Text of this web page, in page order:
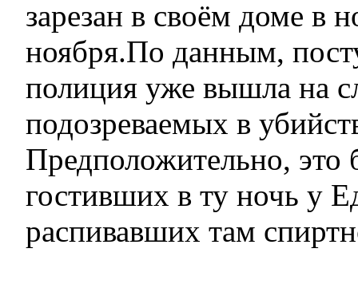
зарезан в своём доме в
ноября.По данным,
полиция уже вышла на
подозреваемых в
Предположительно, это
гостивших в ту ночь у
распивавших там